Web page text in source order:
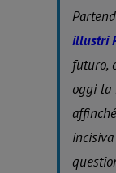
illustri
futuro,
oggi la